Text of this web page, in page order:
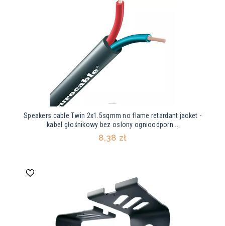
Speakers cable Twin 2x1.5sqmm no flame retardant jacket -
kabel głośnikowy bez oslony ognioodporn...
8,38 zł